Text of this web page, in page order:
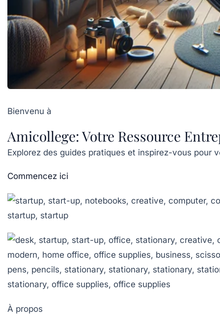
Bienvenu à
Amicollege: Votre Ressource
Explorez des guides pratiques et inspirez-vous pour
Commencez ici
À propos